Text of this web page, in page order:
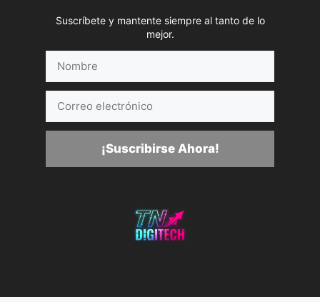
Suscríbete y mantente siempre al tanto de lo
mejor.
electrónico
¡Suscribirse Ahora!